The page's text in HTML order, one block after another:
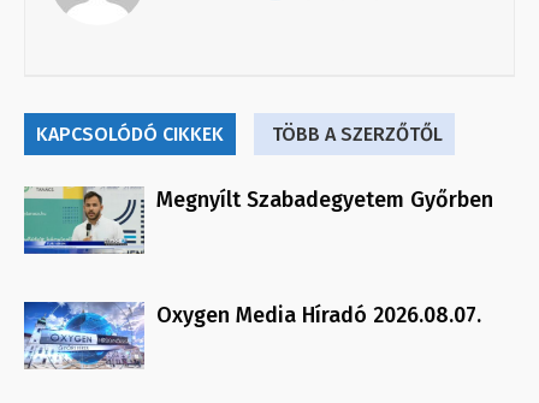
KAPCSOLÓDÓ CIKKEK TÖBB A SZERZŐTŐL
Megnyílt Szabadegyetem Győrben
Oxygen Media Híradó 2026.08.07.